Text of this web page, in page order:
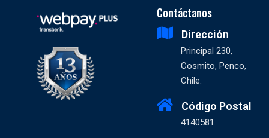
Contáctanos
Dirección
Principal 230,
Cosmito, Penco,
Chile.
Código Postal
4140581